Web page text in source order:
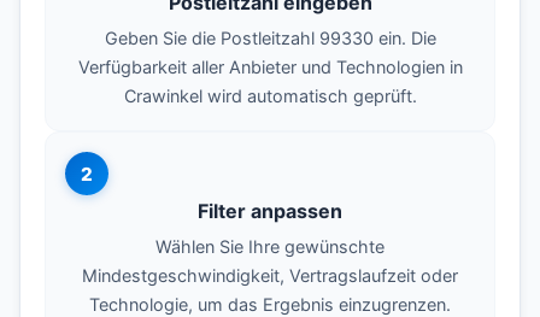
Geben Sie die Postleitzahl 99330 ein. Die
Verfügbarkeit aller Anbieter und Technologien in
Crawinkel wird automatisch geprüft.
2
Filter anpassen
Wählen Sie Ihre gewünschte
Mindestgeschwindigkeit, Vertragslaufzeit oder
Technologie, um das Ergebnis einzugrenzen.